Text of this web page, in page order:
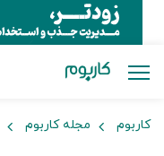
کاربوم مجله کاربوم